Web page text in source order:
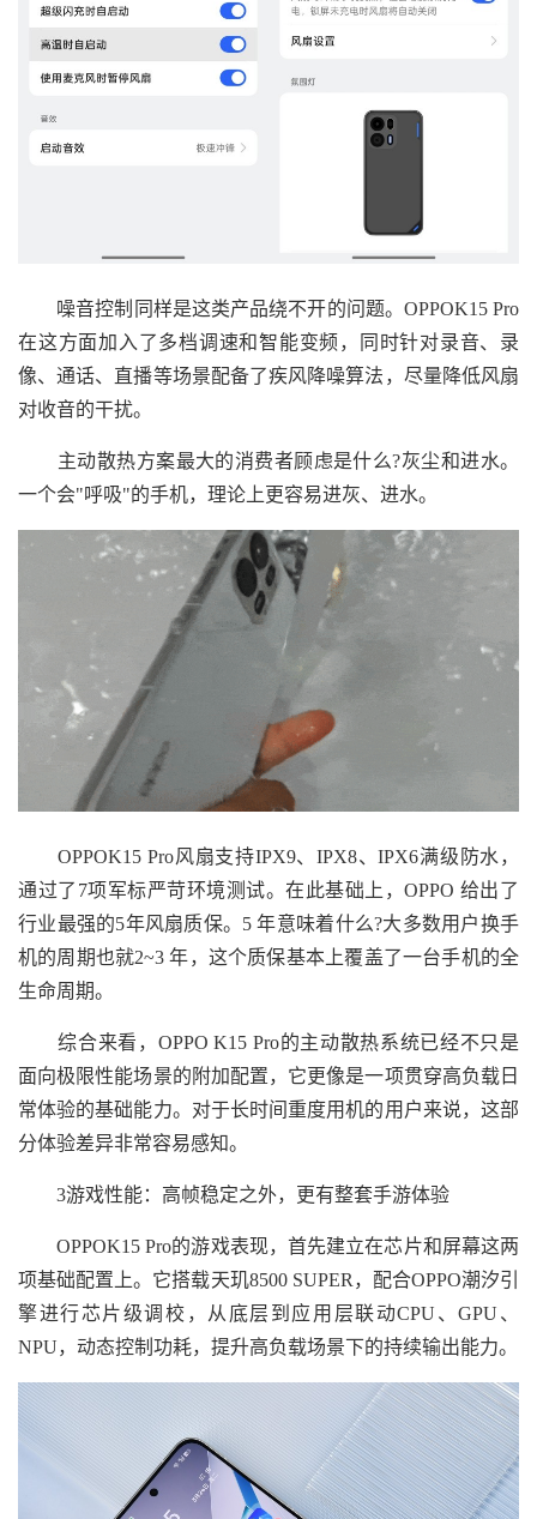
噪音控制同样是这类产品绕不开的问题。OPPOK15 Pro
在这方面加入了多档调速和智能变频，同时针对录音、录
像、通话、直播等场景配备了疾风降噪算法，尽量降低风扇
对收音的干扰。
主动散热方案最大的消费者顾虑是什么?灰尘和进水。
一个会"呼吸"的手机，理论上更容易进灰、进水。
OPPOK15 Pro风扇支持IPX9、IPX8、IPX6满级防水，
通过了7项军标严苛环境测试。在此基础上，OPPO 给出了
行业最强的5年风扇质保。5 年意味着什么?大多数用户换手
机的周期也就2~3 年，这个质保基本上覆盖了一台手机的全
生命周期。
综合来看，OPPO K15 Pro的主动散热系统已经不只是
面向极限性能场景的附加配置，它更像是一项贯穿高负载日
常体验的基础能力。对于长时间重度用机的用户来说，这部
分体验差异非常容易感知。
3游戏性能：高帧稳定之外，更有整套手游体验
OPPOK15 Pro的游戏表现，首先建立在芯片和屏幕这两
项基础配置上。它搭载天玑8500 SUPER，配合OPPO潮汐引
擎进行芯片级调校，从底层到应用层联动CPU、GPU、
NPU，动态控制功耗，提升高负载场景下的持续输出能力。